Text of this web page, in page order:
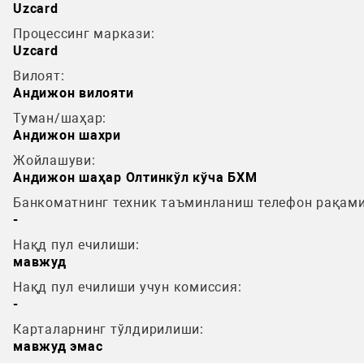
Uzcard
Процессинг маркази:
Uzcard
Вилоят:
Андижон вилояти
Туман/шаҳар:
Андижон шахри
Жойлашуви:
Андижон шаҳар Олтинкўл кўча БХМ
Банкоматнинг техник таъминланиш телефон
-
Нақд пул ечилиши:
мавжуд
Нақд пул ечилиши учун комиссия:
-
Карталарнинг тўлдирилиши:
мавжуд эмас